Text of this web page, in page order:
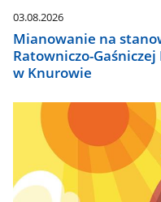
03.08.2026
Mianowanie na
Ratowniczo-
w Knurowie